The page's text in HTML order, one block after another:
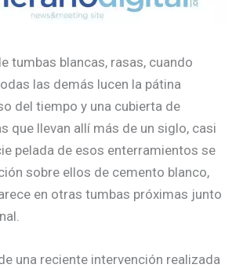
tumbas blancas, rasas, cuando
las demás lucen la pátina
del tiempo y una cubierta de
que llevan allí más de un siglo, casi
pelada de esos enterramientos se
sobre ellos de cemento blanco,
en otras tumbas próximas junto
una reciente intervención realizada